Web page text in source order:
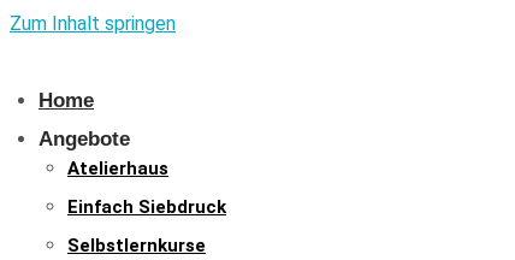
Zum Inhalt springen
Home
Angebote
Atelierhaus
Einfach Siebdruck
Selbstlernkurse